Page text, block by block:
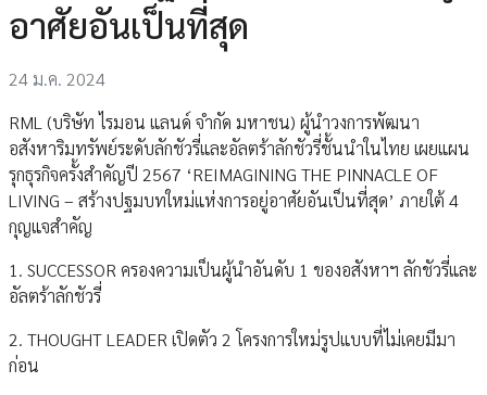
อาศัยอันเป็นที่สุด
24 ม.ค. 2024
RML (บริษัท ไรมอน แลนด์ จำกัด มหาชน) ผู้นำวงการพัฒนา
อสังหาริมทรัพย์ระดับลักชัวรี่และอัลตร้าลักชัวรี่ชั้นนำในไทย เผยแผน
รุกธุรกิจครั้งสำคัญปี 2567 ‘REIMAGINING THE PINNACLE OF
LIVING – สร้างปฐมบทใหม่แห่งการอยู่อาศัยอันเป็นที่สุด’ ภายใต้ 4
กุญแจสำคัญ
1. SUCCESSOR ครองความเป็นผู้นำอันดับ 1 ของอสังหาฯ ลักชัวรี่และ
อัลตร้าลักชัวรี่
2. THOUGHT LEADER เปิดตัว 2 โครงการใหม่รูปแบบที่ไม่เคยมีมา
ก่อน